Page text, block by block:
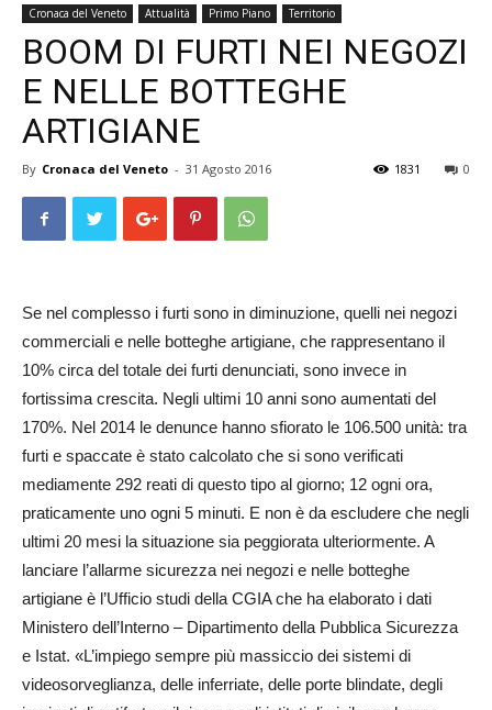
Veneto
Cronaca del Veneto Attualità Primo Piano Territorio
BOOM DI FURTI NEI NEGOZI
E NELLE BOTTEGHE
ARTIGIANE
By Cronaca del Veneto - 31 Agosto 2016 0
1831
Se nel complesso i furti sono in diminuzione, quelli nei negozi
com­merciali e nelle botteghe artigiane, che rappresentano il
10% circa del totale dei furti denunciati, sono invece in
fortissima crescita. Negli ultimi 10 anni sono au­mentati del
170%. Nel 2014 le denunce hanno sfiorato le 106.500 unità: tra
furti e spaccate è stato calcolato che si sono verificati
mediamente 292 reati di questo tipo al giorno; 12 ogni ora,
praticamente uno ogni 5 minuti. E non è da escludere che negli
ultimi 20 mesi la situazione sia peggiorata ulteriormente. A
lanciare l’allarme sicurezza nei negozi e nelle botteghe
artigiane è l’Ufficio studi della CGIA che ha elaborato i dati
Ministero dell’Interno – Di­par­timento della Pubblica Si­cu­rezza
e Istat. «L’impiego sem­pre più massiccio dei sistemi di
videosorveglianza, delle inferriate, delle por­te blindate, degli